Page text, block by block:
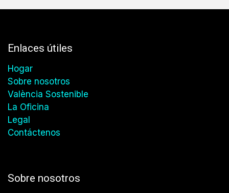
Enlaces útiles
Hogar
Sobre nosotros
València Sostenible
La Oficina
Legal
Contáctenos
Sobre nosotros